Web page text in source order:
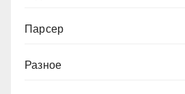
Парсер
Разное